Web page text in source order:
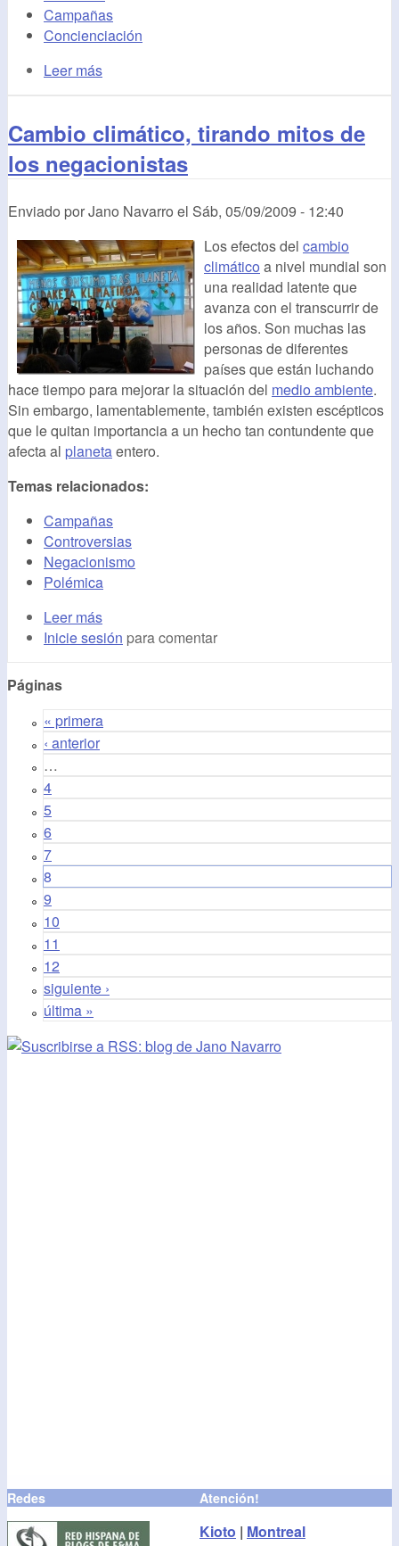
Campañas
Concienciación
Leer más
Cambio climático, tirando mitos de
los negacionistas
Enviado porJano Navarro el Sáb, 05/09/2009 - 12:40
Los efectos del cambio
climático a nivel mundial son
una realidad latente que
avanza con el transcurrir de
los años. Son muchas las
personas de diferentes
países que están luchando
hace tiempo para mejorar la situación del medio ambiente.
Sin embargo, lamentablemente, también existen escépticos
que le quitan importancia a un hecho tan contundente que
afecta al planetaentero.
Temas relacionados:
Campañas
Controversias
Negacionismo
Polémica
Leer más
Inicie sesión para comentar
Páginas
« primera
‹ anterior
…
4
5
6
7
8
9
10
11
12
siguiente ›
última »
Redes Atención!
Kioto | Montreal